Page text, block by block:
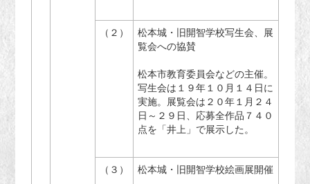
（２）
松本城・旧開智学校写生会、展
覧会への協賛
松本市教育委員会などの主催。
写生会は１９年１０月１４日に
実施。展覧会は２０年１月２４
日～２９日、応募全作品７４０
点を「井上」で展示した。
（３）
松本城・旧開智学校絵画展開催